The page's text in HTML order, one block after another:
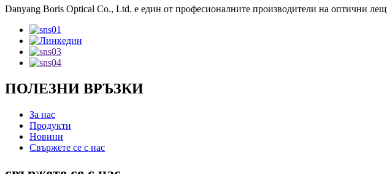
Danyang Boris Optical Co., Ltd. е един от професионалните производители на оптични
ПОЛЕЗНИ ВРЪЗКИ
За нас
Продукти
Новини
Свържете се с нас